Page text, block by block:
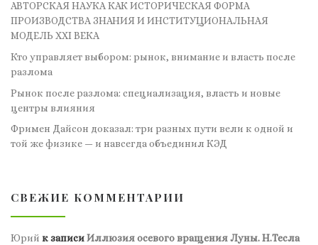
АВТОРСКАЯ НАУКА КАК ИСТОРИЧЕСКАЯ ФОРМА
ПРОИЗВОДСТВА ЗНАНИЯ И ИНСТИТУЦИОНАЛЬНАЯ
МОДЕЛЬ XXI ВЕКА
Кто управляет выбором: рынок, внимание и власть после
разлома
Рынок после разлома: специализация, власть и новые
центры влияния
Фримен Дайсон доказал: три разных пути вели к одной и
той же физике — и навсегда объединил КЭД
СВЕЖИЕ КОММЕНТАРИИ
Юрий к записиИллюзия осевого вращения Луны. Н.Тесла